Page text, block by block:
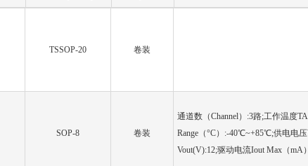
TSSOP-20 卷装
SOP-8 卷装
通道数（Channel）:3路;工作温度TA
Range（°C）:-40℃~+85℃;供电电
Vout(V):12;驱动电流Iout Max（mA